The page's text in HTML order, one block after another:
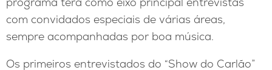
com convidados especiais de várias áreas,
sempre acompanhadas por boa música.
Os primeiros entrevistados do “Show do Carlão”